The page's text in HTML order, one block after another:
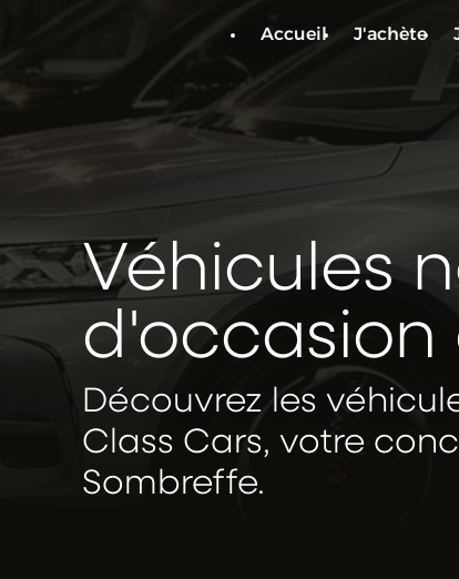
Accueil J'achète
Véhicules
d'occasion
Découvrez les
Class Cars, votre
Sombreffe.